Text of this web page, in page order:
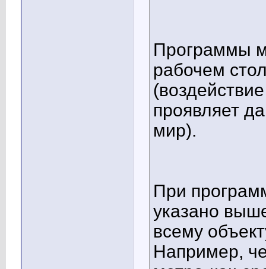
Программы
рабочем
проявляет
мир).
При
указано
всему
Например,